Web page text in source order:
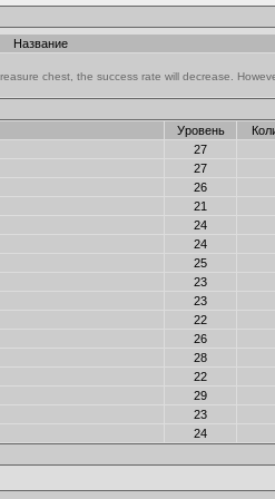
Название
chest, the success rate will decrease.
Уровень
27
27
26
21
24
24
25
23
23
22
26
28
22
29
23
24